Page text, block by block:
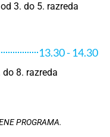
3. do 5. razreda
13.30 - 14.30
8. razreda
PROGRAMA.